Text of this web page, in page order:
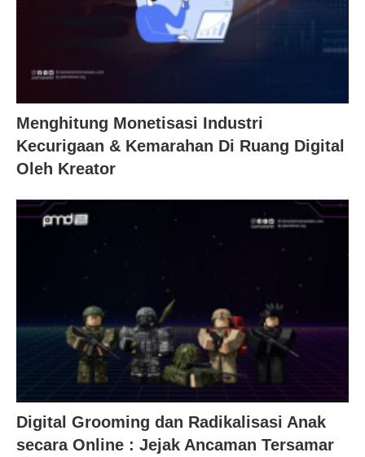
Menghitung Monetisasi Industri
Kecurigaan & Kemarahan Di Ruang Digital
Oleh Kreator
Digital Grooming dan Radikalisasi Anak
secara Online : Jejak Ancaman Tersamar